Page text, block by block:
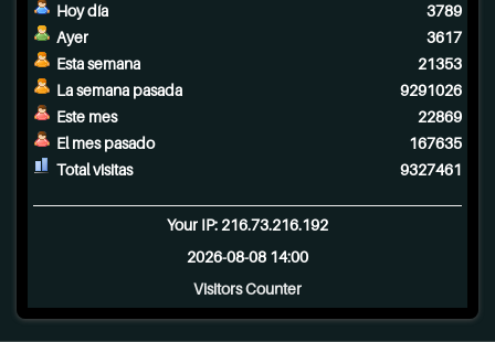
Hoy día
Ayer
Esta semana
La semana pasada
Este mes
El mes pasado
Total visitas
3789
3617
21353
9291026
22869
167635
9327461
Your IP: 216.73.216.192
2026-08-08 14:00
Visitors Counter